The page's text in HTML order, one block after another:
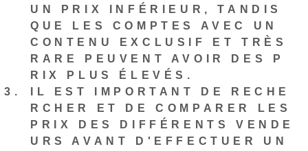
UN PRIX INFÉRIEUR, TANDIS
QUE LES COMPTES AVEC UN
CONTENU EXCLUSIF ET TRÈS
RARE PEUVENT AVOIR DES P
RIX PLUS ÉLEVÉS.
IL EST IMPORTANT DE RECHE
RCHER ET DE COMPARER LES
PRIX DES DIFFÉRENTS VENDE
URS AVANT D'EFFECTUER UN